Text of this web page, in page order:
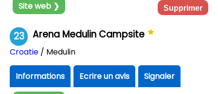
Site web ❯ Supprimer
23 Arena Medulin Campsite
Croatie / Medulin
Informations Ecrire un avis Signaler